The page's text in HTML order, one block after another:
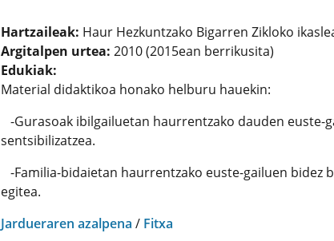
Hartzaileak: Haur Hezkuntzako Bigarren Zikloko
Argitalpen urtea:2010 (2015ean berrikusita)
Edukiak:
Material didaktikoa honako helburu hauekin:
-Gurasoak ibilgailuetan haurrentzako dauden euste-
sentsibilizatzea.
-Familia-bidaietan haurrentzako euste-gailuen bidez
egitea.
Jardueraren azalpena / Fitxa